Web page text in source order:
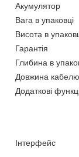
Акумулятор
Вага в упаковці
Висота в
Гарантія
Глибина в
Довжина
Додаткові
Інтерфейс